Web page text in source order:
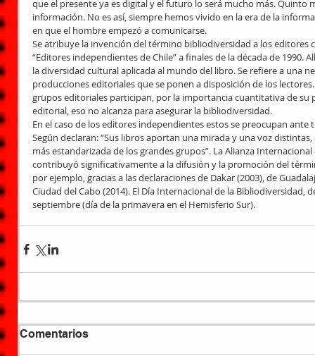
que el presente ya es digital y el futuro lo será mucho más. Quinto
información. No es así, siempre hemos vivido en la era de la
en que el hombre empezó a comunicarse.
Se atribuye la invención del término bibliodiversidad a los editores
“Editores independientes de Chile” a finales de la década de 1990.
la diversidad cultural aplicada al mundo del libro. Se refiere a una
producciones editoriales que se ponen a disposición de los
grupos editoriales participan, por la importancia cuantitativa de
editorial, eso no alcanza para asegurar la bibliodiversidad.
En el caso de los editores independientes estos se preocupan
Según declaran: “Sus libros aportan una mirada y una voz
más estandarizada de los grandes grupos”. La Alianza
contribuyó significativamente a la difusión y la promoción del
por ejemplo, gracias a las declaraciones de Dakar (2003), de
Ciudad del Cabo (2014). El Día Internacional de la Bibliodiversidad,
septiembre (día de la primavera en el Hemisferio Sur).
Comentarios